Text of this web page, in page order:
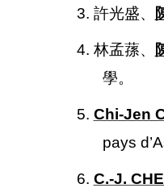
3. 許光盛、
4. 林孟蓀、
學。
5. Chi-Jen
pays
6. C.-J.